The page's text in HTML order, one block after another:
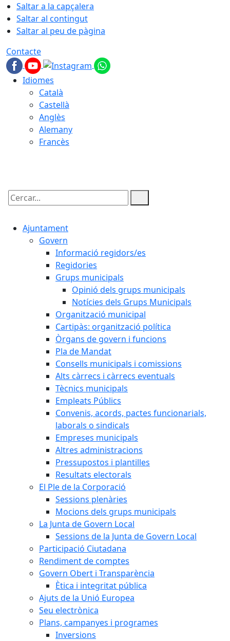
Saltar a la capçalera
Saltar al contingut
Saltar al peu de pàgina
Contacte
Idiomes
Català
Castellà
Anglès
Alemany
Francès
Cercar:
Ajuntament
Govern
Informació regidors/es
Regidories
Grups municipals
Opinió dels grups municipals
Notícies dels Grups Municipals
Organització municipal
Cartipàs: organització política
Òrgans de govern i funcions
Pla de Mandat
Consells municipals i comissions
Alts càrrecs i càrrecs eventuals
Tècnics municipals
Empleats Públics
Convenis, acords, pactes funcionarials,
laborals o sindicals
Empreses municipals
Altres administracions
Pressupostos i plantilles
Resultats electorals
El Ple de la Corporació
Sessions plenàries
Mocions dels grups municipals
La Junta de Govern Local
Sessions de la Junta de Govern Local
Participació Ciutadana
Rendiment de comptes
Govern Obert i Transparència
Ètica i integritat pública
Ajuts de la Unió Europea
Seu electrònica
Plans, campanyes i programes
Inversions